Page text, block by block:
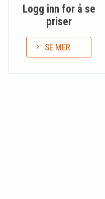
Logg inn for å se
priser
SE MER